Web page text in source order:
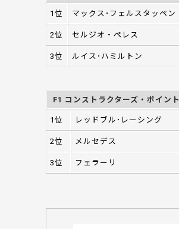
1位 マックス･フェルスタッペン
2位 セルジオ・ペレス
3位 ルイス･ハミルトン
F1 コンストラクターズ・ポイント
1位 レッドブル･レーシング
2位 メルセデス
3位 フェラーリ